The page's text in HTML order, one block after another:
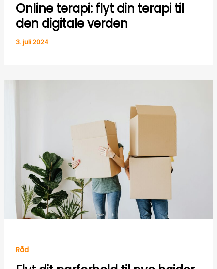
Online terapi: flyt din terapi til
den digitale verden
3. juli 2024
Råd